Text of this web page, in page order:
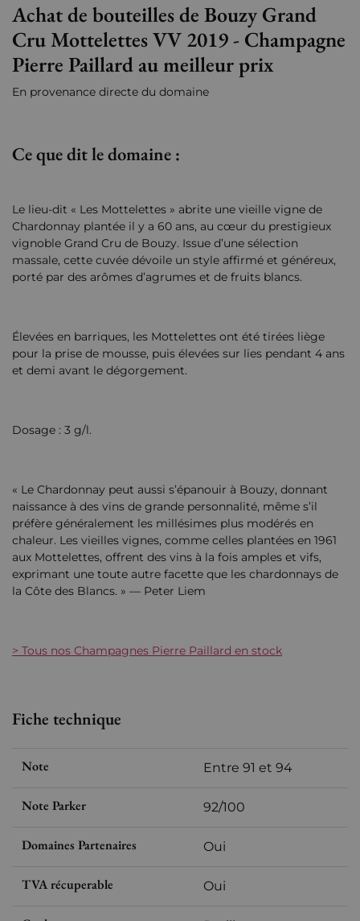
Achat de bouteilles de Bouzy Grand
Cru Mottelettes VV 2019 - Champagne
Pierre Paillard au meilleur prix
En provenance directe du domaine
Ce que dit le domaine :
Le lieu-dit « Les Mottelettes » abrite une vieille vigne de
Chardonnay plantée il y a 60 ans, au cœur du prestigieux
vignoble Grand Cru de Bouzy. Issue d’une sélection
massale, cette cuvée dévoile un style affirmé et généreux,
porté par des arômes d’agrumes et de fruits blancs.
Élevées en barriques, les Mottelettes ont été tirées liège
pour la prise de mousse, puis élevées sur lies pendant 4 ans
et demi avant le dégorgement.
Dosage : 3 g/l.
« Le Chardonnay peut aussi s’épanouir à Bouzy, donnant
naissance à des vins de grande personnalité, même s’il
préfère généralement les millésimes plus modérés en
chaleur. Les vieilles vignes, comme celles plantées en 1961
aux Mottelettes, offrent des vins à la fois amples et vifs,
exprimant une toute autre facette que les chardonnays de
la Côte des Blancs. » — Peter Liem
> Tous nos Champagnes Pierre Paillard en stock
Fiche technique
Note Entre 91 et 94
Note Parker 92/100
Domaines Partenaires Oui
TVA récuperable Oui